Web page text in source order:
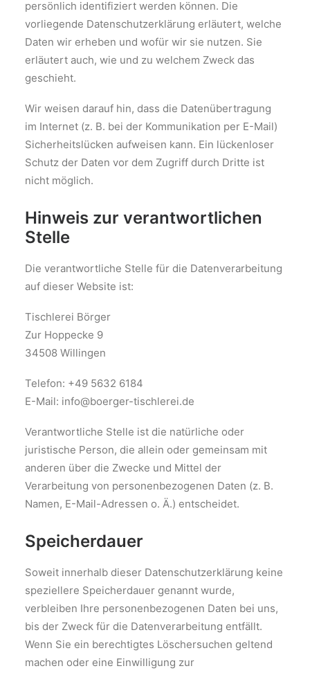
persönlich identifiziert werden können. Die
vorliegende Datenschutzerklärung erläutert, welche
Daten wir erheben und wofür wir sie nutzen. Sie
erläutert auch, wie und zu welchem Zweck das
geschieht.
Wir weisen darauf hin, dass die Datenübertragung
im Internet (z. B. bei der Kommunikation per E-Mail)
Sicherheitslücken aufweisen kann. Ein lückenloser
Schutz der Daten vor dem Zugriff durch Dritte ist
nicht möglich.
Hinweis zur verantwortlichen
Stelle
Die verantwortliche Stelle für die Datenverarbeitung
auf dieser Website ist:
Tischlerei Börger
Zur Hoppecke 9
34508 Willingen
Telefon: +49 5632 6184
E-Mail: info@boerger-tischlerei.de
Verantwortliche Stelle ist die natürliche oder
juristische Person, die allein oder gemeinsam mit
anderen über die Zwecke und Mittel der
Verarbeitung von personenbezogenen Daten (z. B.
Namen, E-Mail-Adressen o. Ä.) entscheidet.
Speicherdauer
Soweit innerhalb dieser Datenschutzerklärung keine
speziellere Speicherdauer genannt wurde,
verbleiben Ihre personenbezogenen Daten bei uns,
bis der Zweck für die Datenverarbeitung entfällt.
Wenn Sie ein berechtigtes Löschersuchen geltend
machen oder eine Einwilligung zur